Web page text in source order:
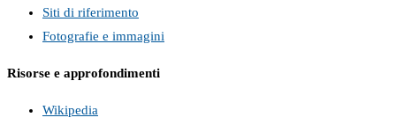
Siti di riferimento
Fotografie e immagini
Risorse e approfondimenti
Wikipedia